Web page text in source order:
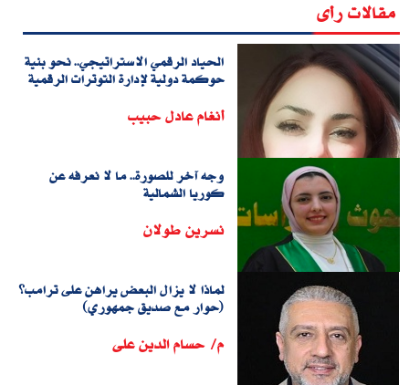
مقالات رأى
الحياد الرقمي الاستراتيجي.. نحو بنية
حوكمة دولية لإدارة التوترات الرقمية
أنغام عادل حبيب
وجه آخر للصورة.. ما لا نعرفه عن
كوريا الشمالية
نسرين طولان
لماذا لا يزال البعض يراهن على ترامب؟
(حوار مع صديق جمهوري)
م/ حسام الدين على